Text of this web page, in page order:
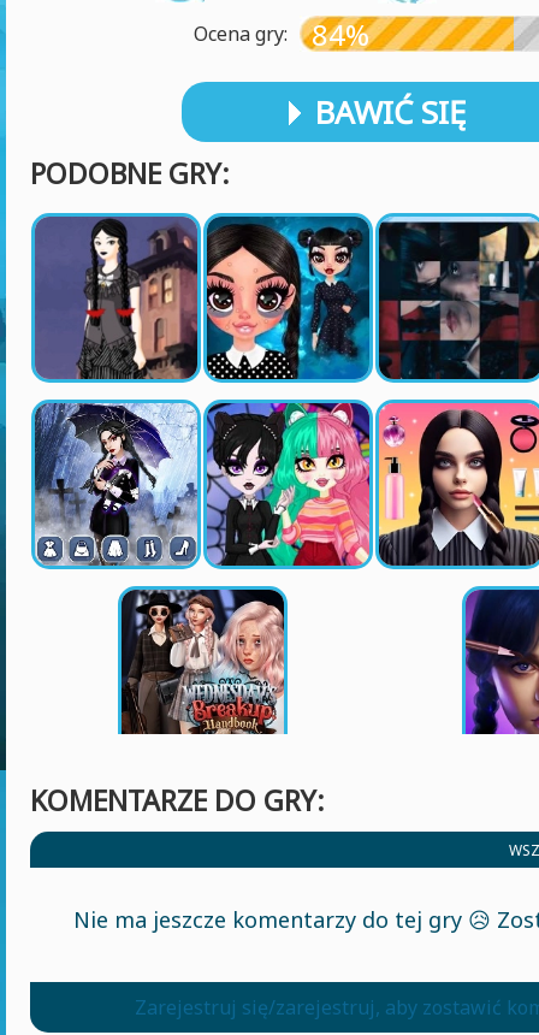
Ocena gry: 84%
BAWIĆ SIĘ
PODOBNE GRY:
KOMENTARZE DO GRY:
Nie ma jeszcze komentarzy do tej gry 😥
Zarejestruj się/zarejestruj, aby zostawić